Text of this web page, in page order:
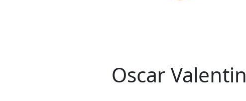
Oscar Valentin